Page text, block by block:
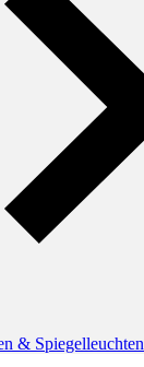
& Spiegelleuchten